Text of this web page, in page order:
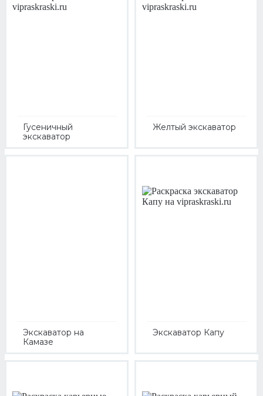
Гусеничный
экскаватор
Желтый экскаватор
Экскаватор на
Камазе
Экскаватор Капу